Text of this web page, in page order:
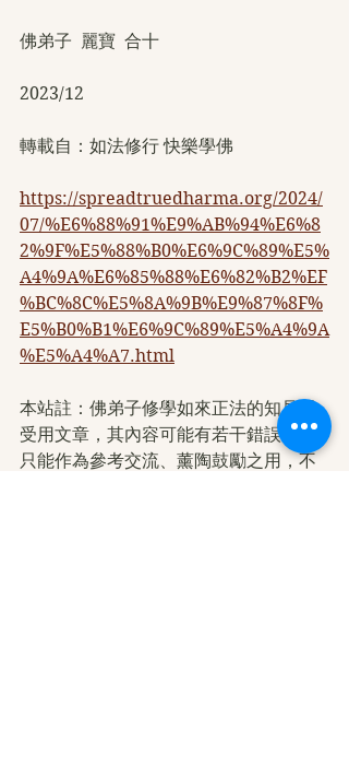
佛弟子  麗寶  合十
2023/12
轉載自：如法修行 快樂學佛
https://spreadtruedharma.org/2024/
07/%E6%88%91%E9%AB%94%E6%8
2%9F%E5%88%B0%E6%9C%89%E5%
A4%9A%E6%85%88%E6%82%B2%EF
%BC%8C%E5%8A%9B%E9%87%8F%
E5%B0%B1%E6%9C%89%E5%A4%9A
%E5%A4%A7.html
本站註：佛弟子修學如來正法的知見與
受用文章，其內容可能有若干錯誤，故
只能作為參考交流、薰陶鼓勵之用，不